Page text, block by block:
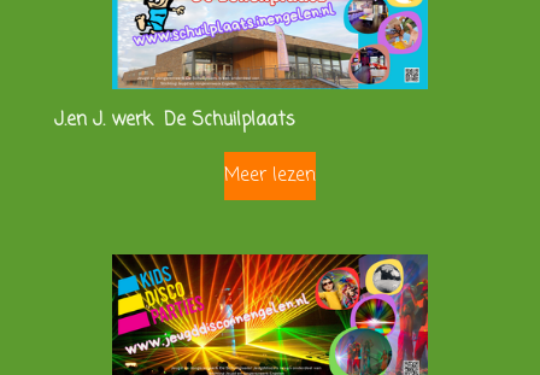
J.en J. werk De Schuilplaats
Meer lezen